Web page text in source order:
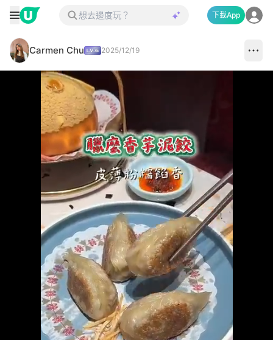
下載App
Carmen Chu 2025/12/19